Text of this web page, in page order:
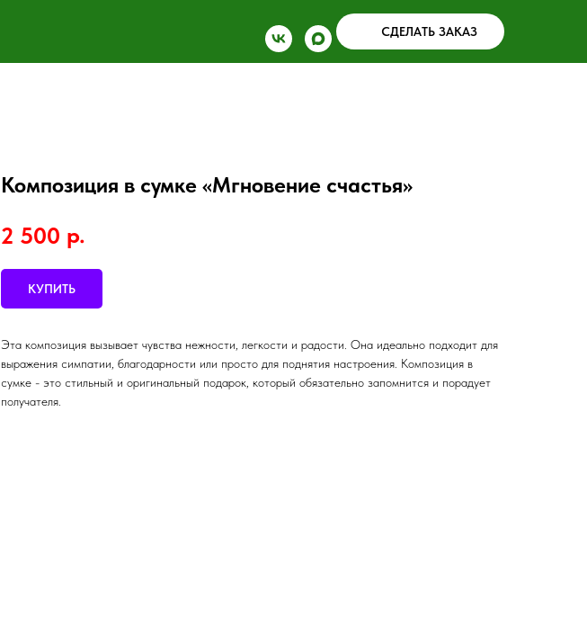
СДЕЛАТЬ ЗАКАЗ
Композиция в сумке «Мгновение счастья»
2 500 р.
КУПИТЬ
Эта композиция вызывает чувства нежности, легкости и радости. Она идеально подходит для
выражения симпатии, благодарности или просто для поднятия настроения. Композиция в
сумке - это стильный и оригинальный подарок, который обязательно запомнится и порадует
получателя.